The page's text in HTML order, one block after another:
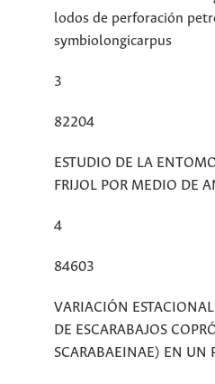
lodos de perforación
symbiolongicarpus
3
82204
ESTUDIO DE LA
FRIJOL POR MEDIO DE
4
84603
VARIACIÓN
DE ESCARABAJOS
SCARABAEINAE) EN UN